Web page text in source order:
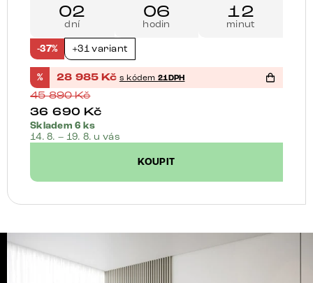
02
dní
06
hodin
12
minut
-37% +31 variant
% 28 985 Kč s kódem21DPH
45 890Kč
36 690 Kč
Skladem 6 ks
14. 8. – 19. 8. u vás
KOUPIT